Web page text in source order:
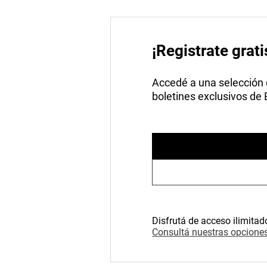
¡Registrate
Accedé a una
boletines exclusivos de
Disfrutá de acceso
Consultá nuestras